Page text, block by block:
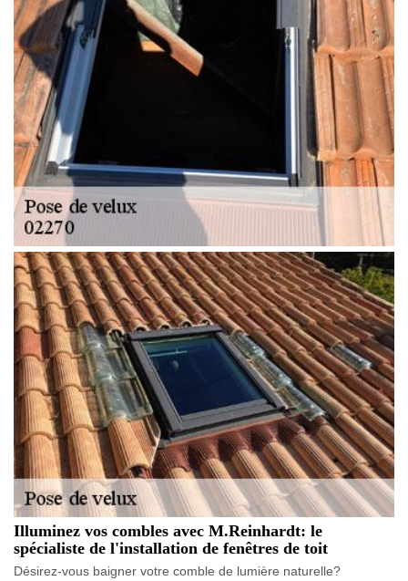
Illuminez vos combles avec M.Reinhardt: le
spécialiste de l'installation de fenêtres de toit
Désirez-vous baigner votre comble de lumière naturelle?